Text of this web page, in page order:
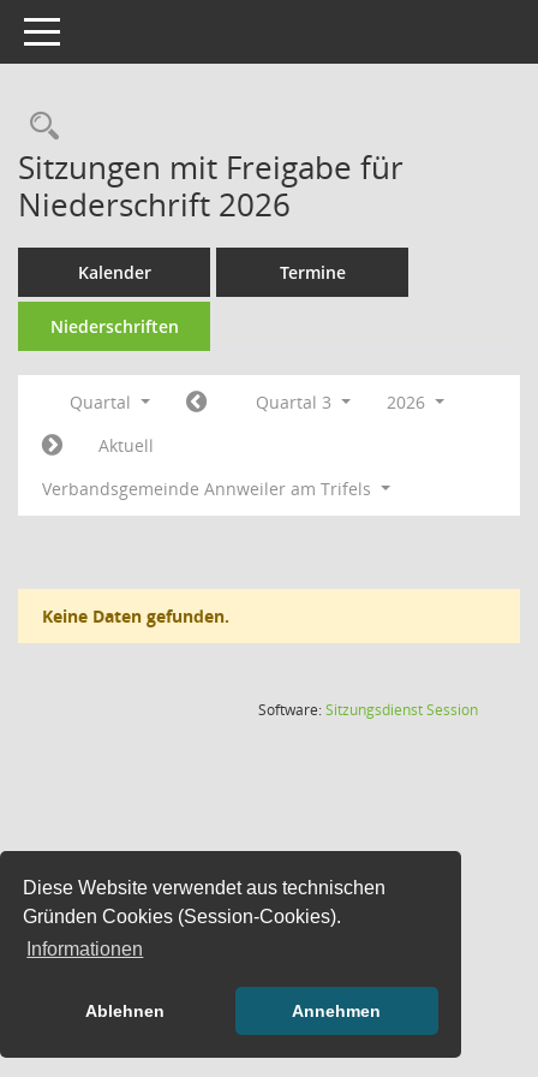
Diese Website verwendet aus technischen
Gründen Cookies (Session-Cookies).
Informationen
Ablehnen Annehmen
Toggle navigation
Rechercheauswahl
Sitzungen mit Freigabe für
Niederschrift 2026
Kalender Termine
Niederschriften
Quartal Quartal 3
2026
Aktuell
Verbandsgemeinde Annweiler am Trifels
Keine Daten gefunden.
Software:SitzungsdienstSession(Wird in